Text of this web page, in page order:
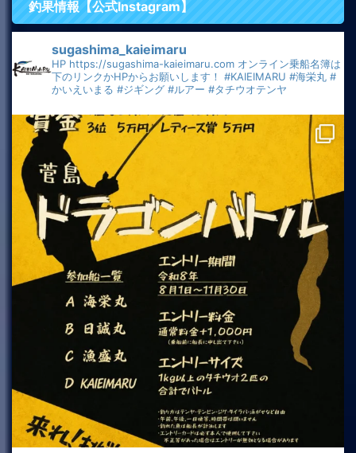
釣果情報【公式Instagram】
sugashima_kaieimaru
HP https://sugashima-kaieimaru.com オンライン乗船名簿は
下のリンクかHPからお願いします！ #KAIEIMARU #海栄丸 #
かいえいまる #ジギング #ルアー #タチウオテンヤ